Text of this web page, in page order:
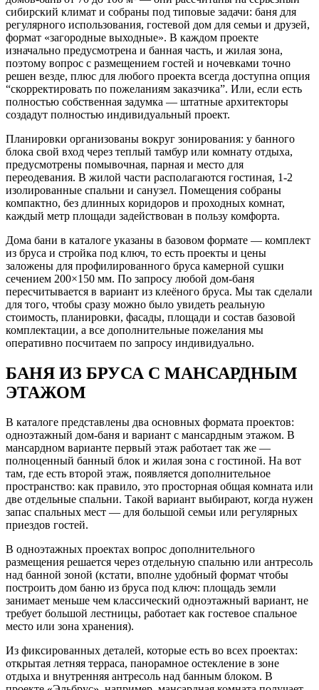
сибирский климат и собраны под типовые задачи: баня для
регулярного использования, гостевой дом для семьи и друзей,
формат «загородные выходные». В каждом проекте
изначально предусмотрена и банная часть, и жилая зона,
поэтому вопрос с размещением гостей и ночевками точно
решен везде, плюс для любого проекта всегда доступна опция
“скорректировать по пожеланиям заказчика”. Или, если есть
полностью собственная задумка — штатные архитекторы
создадут полностью индивидуальный проект.
Планировки организованы вокруг зонирования: у банного
блока свой вход через теплый тамбур или комнату отдыха,
предусмотрены помывочная, парная и место для
переодевания. В жилой части располагаются гостиная, 1-2
изолированные спальни и санузел. Помещения собраны
компактно, без длинных коридоров и проходных комнат,
каждый метр площади задействован в пользу комфорта.
Дома бани в каталоге указаны в базовом формате — комплект
из бруса и стройка под ключ, то есть проекты и цены
заложены для профилированного бруса камерной сушки
сечением 200×150 мм. По запросу любой дом‑баня
пересчитывается в вариант из клеёного бруса. Мы так сделали
для того, чтобы сразу можно было увидеть реальную
стоимость, планировки, фасады, площади и состав базовой
комплектации, а все дополнительные пожелания мы
оперативно посчитаем по запросу индивидуально.
БАНЯ ИЗ БРУСА С МАНСАРДНЫМ
ЭТАЖОМ
В каталоге представлены два основных формата проектов:
одноэтажный дом‑баня и вариант с мансардным этажом. В
мансардном варианте первый этаж работает так же —
полноценный банный блок и жилая зона с гостиной. На вот
там, где есть второй этаж, появляется дополнительное
пространство: как правило, это просторная общая комната или
две отдельные спальни. Такой вариант выбирают, когда нужен
запас спальных мест — для большой семьи или регулярных
приездов гостей.
В одноэтажных проектах вопрос дополнительного
размещения решается через отдельную спальню или антресоль
над банной зоной (кстати, вполне удобный формат чтобы
построить дом баню из бруса под ключ: площадь земли
занимает меньше чем классический одноэтажный вариант, не
требует большой лестницы, работает как гостевое спальное
место или зона хранения).
Из фиксированных деталей, которые есть во всех проектах:
открытая летняя терраса, панорамное остекление в зоне
отдыха и внутренняя антресоль над банным блоком. В